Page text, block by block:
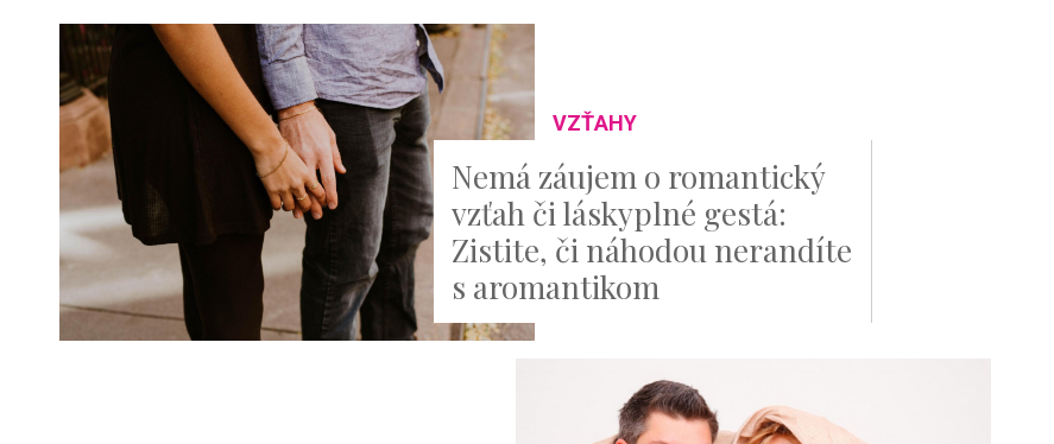
VZŤAHY
Nemá záujem o romantický
vzťah či láskyplné gestá:
Zistite, či náhodou nerandíte
s aromantikom